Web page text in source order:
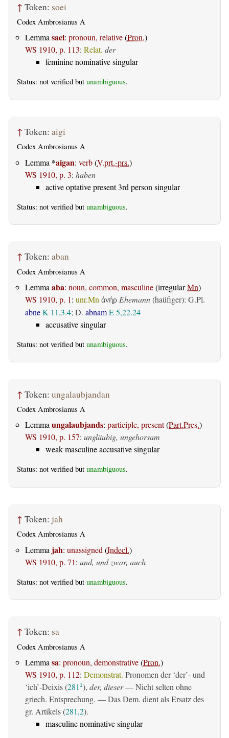
↑ Token: soei
Codex Ambrosianus A
Lemmasaei: pronoun, relative(Pron.)
WS 1910, p. 113: Relat. der
feminine nominative singular
Status: not verified but unambiguous.
↑ Token: aigi
Codex Ambrosianus A
Lemma *aigan: verb(V.prt.-prs.)
WS 1910, p. 3: haben
active optative present 3rd person singular
Status: not verified but unambiguous.
↑ Token: aban
Codex Ambrosianus A
Lemma aba: noun, common, masculine(irregularMn)
WS 1910, p. 1: unr.Mn ἀνήρ Ehemann(haüfiger): G.Pl.
abneK 11,3.4; D. abnamE 5,22.24
accusative singular
Status: not verified but unambiguous.
↑ Token: ungalaubjandan
Codex Ambrosianus A
Lemmaungalaubjands: participle, present(Part.Pres.)
WS 1910, p. 157: ungläubig, ungehorsam
weak masculine accusative singular
Status: not verified but unambiguous.
↑ Token: jah
Codex Ambrosianus A
Lemma jah: unassigned (Indecl.)
WS 1910, p. 71: und, und zwar, auch
Status: not verified but unambiguous.
↑ Token: sa
Codex Ambrosianus A
Lemma sa: pronoun, demonstrative(Pron.)
WS 1910, p. 112: Demonstrat. Pronomen der ‘der’- und
‘ich’-Deixis (281 1), der, dieser— Nicht selten ohne
griech. Entsprechung. — Das Dem. dient als Ersatz des
gr. Artikels (281,2).
masculine nominative singular